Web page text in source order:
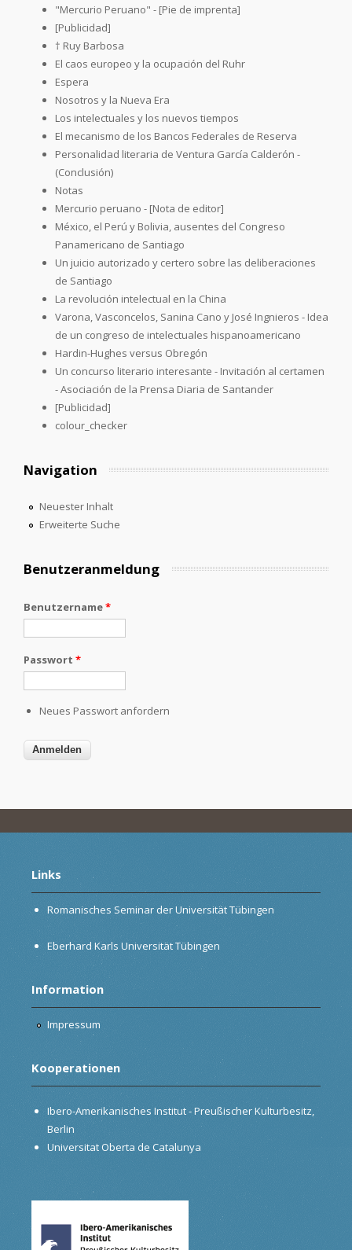
"Mercurio Peruano" - [Pie de imprenta]
[Publicidad]
† Ruy Barbosa
El caos europeo y la ocupación del Ruhr
Espera
Nosotros y la Nueva Era
Los intelectuales y los nuevos tiempos
El mecanismo de los Bancos Federales de Reserva
Personalidad literaria de Ventura García Calderón -
(Conclusión)
Notas
Mercurio peruano - [Nota de editor]
México, el Perú y Bolivia, ausentes del Congreso
Panamericano de Santiago
Un juicio autorizado y certero sobre las deliberaciones
de Santiago
La revolución intelectual en la China
Varona, Vasconcelos, Sanina Cano y José Ingnieros - Idea
de un congreso de intelectuales hispanoamericano
Hardin-Hughes versus Obregón
Un concurso literario interesante - Invitación al certamen
- Asociación de la Prensa Diaria de Santander
[Publicidad]
colour_checker
Navigation
Neuester Inhalt
Erweiterte Suche
Benutzeranmeldung
Benutzername*
Passwort *
Neues Passwort anfordern
Links
Romanisches Seminar der Universität Tübingen
Eberhard Karls Universität Tübingen
Information
Impressum
Kooperationen
Ibero-Amerikanisches Institut - Preußischer Kulturbesitz,
Berlin
Universitat Oberta de Catalunya